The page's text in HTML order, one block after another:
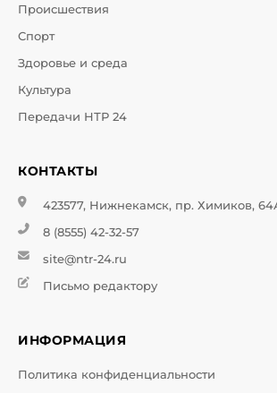
Происшествия
Спорт
Здоровье и среда
Культура
Передачи НТР 24
КОНТАКТЫ
423577, Нижнекамск, пр. Химиков,
8 (8555) 42-32-57
site@ntr-24.ru
Письмо редактору
ИНФОРМАЦИЯ
Политика конфиденциальности